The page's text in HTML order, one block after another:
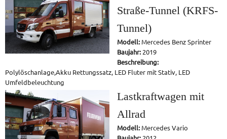
Straße-Tunnel (KRFS-
Tunnel)
Modell: Mercedes Benz Sprinter
Baujahr: 2019
Beschreibung:
Polylöschanlage,Akku Rettungssatz, LED Fluter mit Stativ, LED
Umfeldbeleuchtung
Lastkraftwagen mit
Allrad
Modell: Mercedes Vario